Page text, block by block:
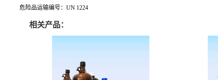
危险品运输编号：UN 1224
相关产品：